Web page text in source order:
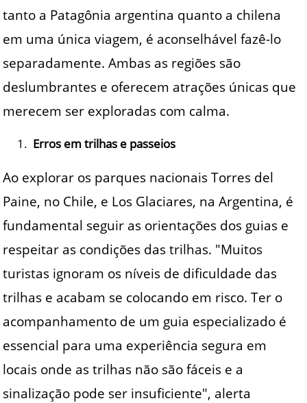
tanto a Patagônia argentina quanto a chilena
em uma única viagem, é aconselhável fazê-lo
separadamente. Ambas as regiões são
deslumbrantes e oferecem atrações únicas que
merecem ser exploradas com calma.
Erros em trilhas e passeios
Ao explorar os parques nacionais Torres del
Paine, no Chile, e Los Glaciares, na Argentina, é
fundamental seguir as orientações dos guias e
respeitar as condições das trilhas. "Muitos
turistas ignoram os níveis de dificuldade das
trilhas e acabam se colocando em risco. Ter o
acompanhamento de um guia especializado é
essencial para uma experiência segura em
locais onde as trilhas não são fáceis e a
sinalização pode ser insuficiente", alerta